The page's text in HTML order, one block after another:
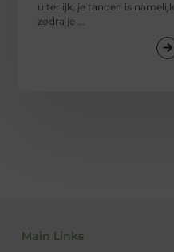
uiterlijk, je tanden is
zodra je ...
Main Links